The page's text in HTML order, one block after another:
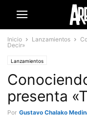
Inicio Lanzamientos
Decir»
Lanzamientos
presenta
Por Gustavo Chalako